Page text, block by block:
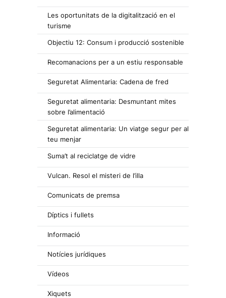
Les oportunitats de la digitalització en el
turisme
Objectiu 12: Consum i producció sostenible
Recomanacions per a un estiu responsable
Seguretat Alimentaria: Cadena de fred
Seguretat alimentaria: Desmuntant mites
sobre l’alimentació
Seguretat alimentaria: Un viatge segur per al
teu menjar
Suma’t al reciclatge de vidre
Vulcan. Resol el misteri de l’illa
Comunicats de premsa
Díptics i fullets
Informació
Notícies jurídiques
Vídeos
Xiquets